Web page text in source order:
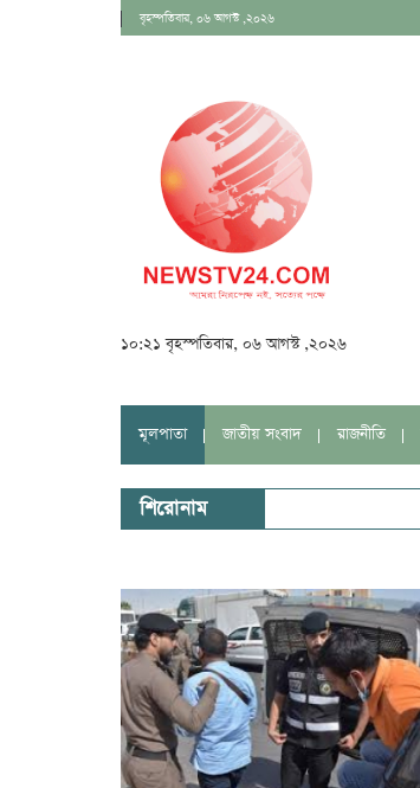
বৃহস্পতিবার, ০৬ আগস্ট ,২০২৬
১০:২১ বৃহস্পতিবার, ০৬ আগস্ট ,২০২৬
মূলপাতা জাতীয় সংবাদ রাজনীতি
শিরোনাম